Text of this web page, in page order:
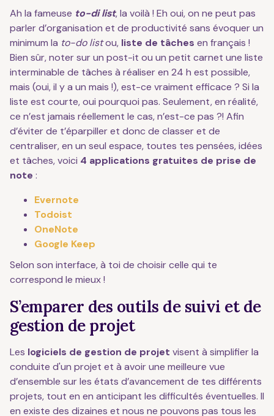
Ah la fameuse to-di list, la voilà ! Eh oui, on ne peut pas
parler d’organisation et de productivité sans évoquer un
minimum la to-do listou, liste de tâches en français !
Bien sûr, noter sur un post-it ou un petit carnet une liste
interminable de tâches à réaliser en 24 h est possible,
mais (oui, il y a un mais !), est-ce vraiment efficace ? Si la
liste est courte, oui pourquoi pas. Seulement, en réalité,
ce n’est jamais réellement le cas, n’est-ce pas ?! Afin
d’éviter de t’éparpiller et donc de classer et de
centraliser, en un seul espace, toutes tes pensées, idées
et tâches, voici 4 applications gratuites de prise de
note :
Evernote
Todoist
OneNote
Google Keep
Selon son interface, à toi de choisir celle qui te
correspond le mieux !
S’emparer des outils de suivi et de
gestion de projet
Les logiciels de gestion de projet visent à simplifier la
conduite d'un projet et à avoir une meilleure vue
d’ensemble sur les états d’avancement de tes différents
projets, tout en en anticipant les difficultés éventuelles. Il
en existe des dizaines et nous ne pouvons pas tous les